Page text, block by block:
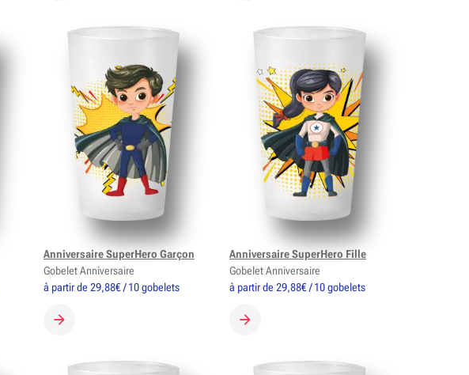
à partir de 29,88€ / 10 gobelets
CRÉER MON GOBELET
Anniversaire SuperHero Garçon
Gobelet Anniversaire
à partir de 29,88€ / 10 gobelets
CRÉER MON GOBELET
Anniversaire SuperHero Fille
Gobelet Anniversaire